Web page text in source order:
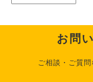
お問
ご相談・ご質